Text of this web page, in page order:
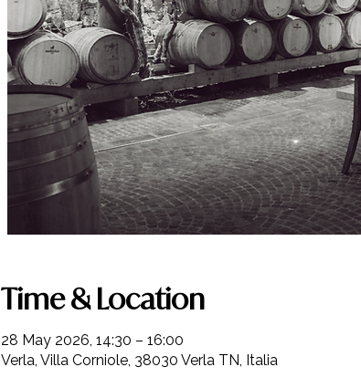
Time & Location
28 May 2026, 14:30 – 16:00
Verla, Villa Corniole, 38030 Verla TN, Italia